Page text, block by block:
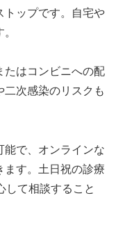
トップです。自宅や
たはコンビニへの配
次感染のリスクも
能で、オンラインな
ます。土日祝の診療
して相談すること